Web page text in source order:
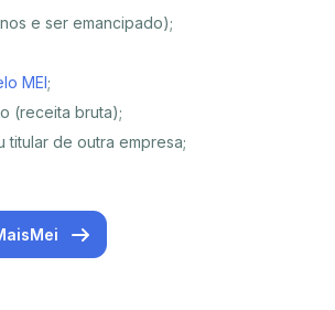
e ser emancipado);
MEI;
(receita bruta);
titular de outra empresa;